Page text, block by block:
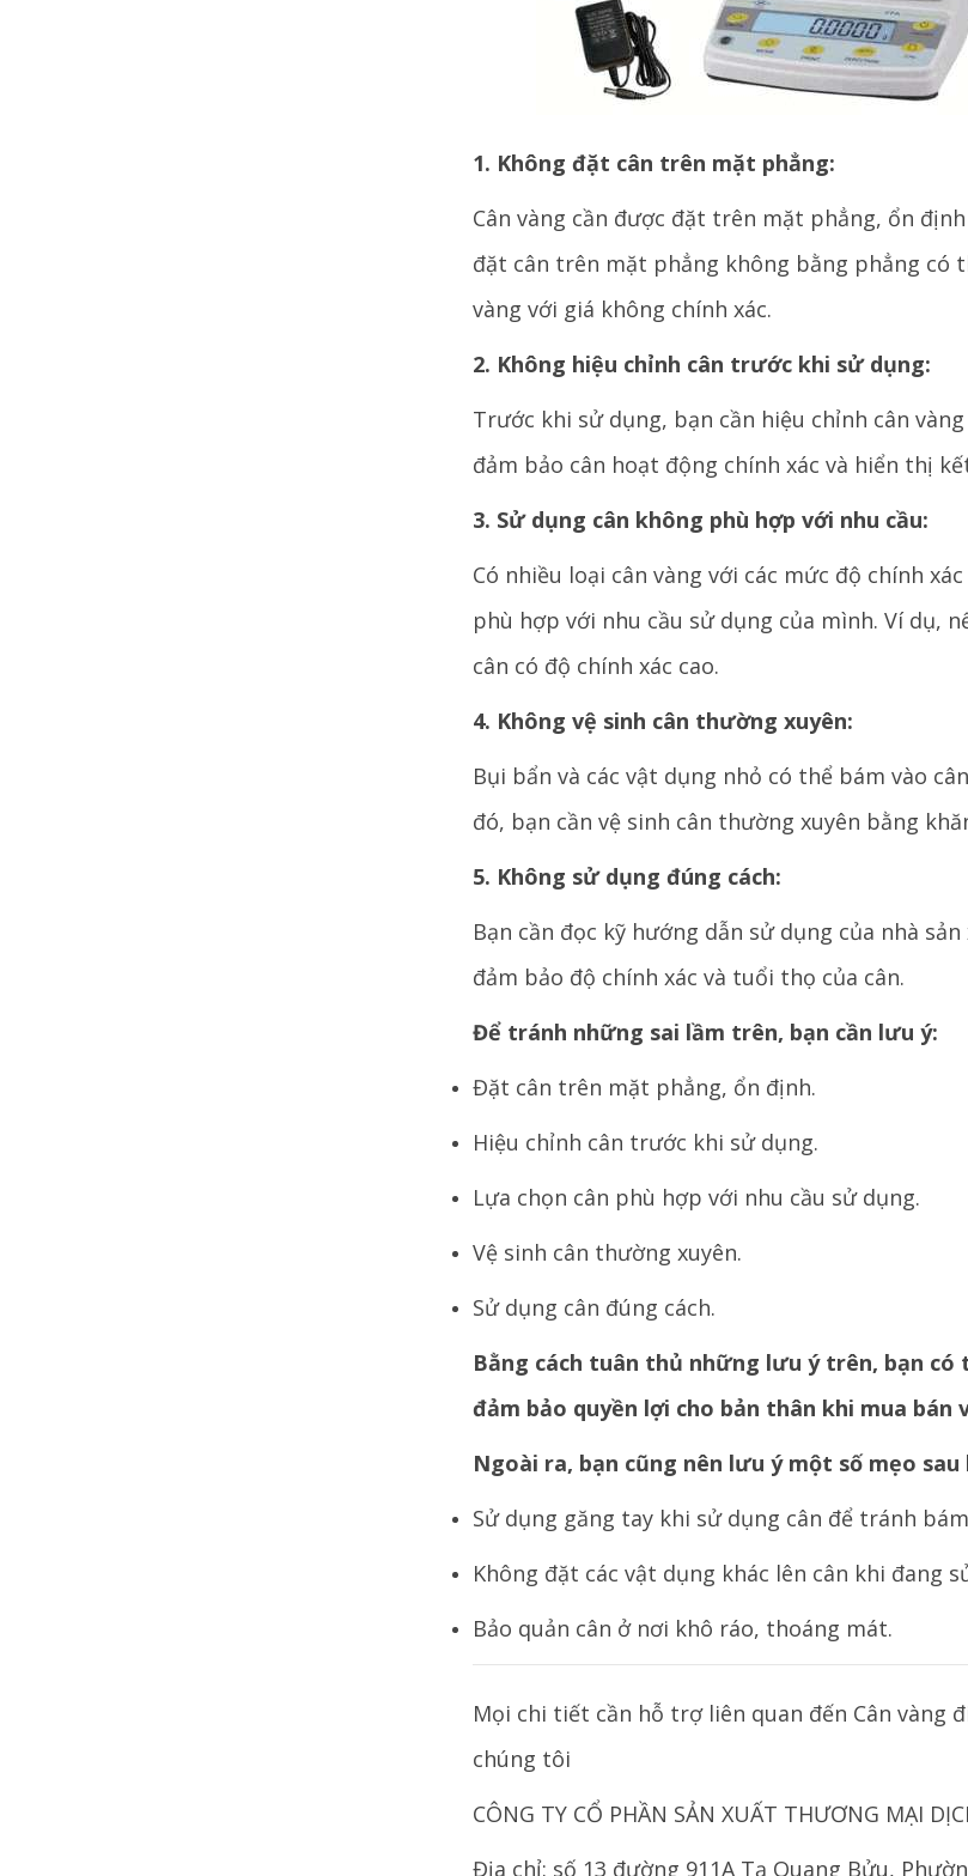
1. Không đặt cân trên mặt phẳng:
Cân vàng cần được đặt trên mặt phẳng, ổn
đặt cân trên mặt phẳng không bằng phẳng có
vàng với giá không chính xác.
2. Không hiệu chỉnh cân trước khi sử dụng:
Trước khi sử dụng, bạn cần hiệu chỉnh cân
đảm bảo cân hoạt động chính xác và hiển thị
3. Sử dụng cân không phù hợp với nhu cầu:
Có nhiều loại cân vàng với các mức độ chính
phù hợp với nhu cầu sử dụng của mình. Ví dụ,
cân có độ chính xác cao.
4. Không vệ sinh cân thường xuyên:
Bụi bẩn và các vật dụng nhỏ có thể bám vào
đó, bạn cần vệ sinh cân thường xuyên bằng
5. Không sử dụng đúng cách:
Bạn cần đọc kỹ hướng dẫn sử dụng của nhà
đảm bảo độ chính xác và tuổi thọ của cân.
Để tránh những sai lầm trên, bạn cần lưu ý:
Đặt cân trên mặt phẳng, ổn định.
Hiệu chỉnh cân trước khi sử dụng.
Lựa chọn cân phù hợp với nhu cầu sử dụng.
Vệ sinh cân thường xuyên.
Sử dụng cân đúng cách.
Bằng cách tuân thủ những lưu ý trên, bạn có
đảm bảo quyền lợi cho bản thân khi mua bán
Ngoài ra, bạn cũng nên lưu ý một số mẹo
Sử dụng găng tay khi sử dụng cân để tránh
Không đặt các vật dụng khác lên cân khi đang
Bảo quản cân ở nơi khô ráo, thoáng mát.
Mọi chi tiết cần hỗ trợ liên quan đến Cân vàng
chúng tôi
CÔNG TY CỔ PHẦN SẢN XUẤT THƯƠNG MẠI
Địa chỉ: số 13 đường 911A Tạ Quang Bửu,